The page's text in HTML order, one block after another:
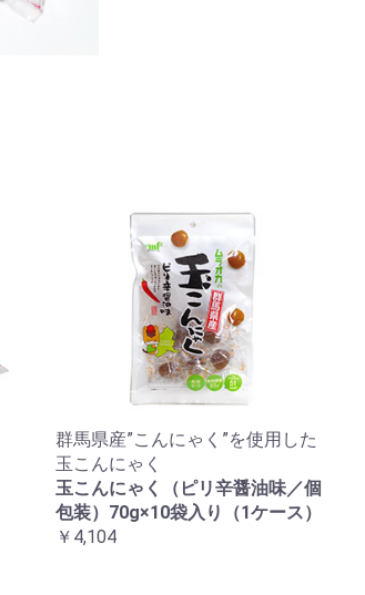
群馬県産”こんにゃく”を使用した
玉こんにゃく
玉こんにゃく（ピリ辛醤油味／個
包装）70g×10袋入り（1ケース）
￥4,104